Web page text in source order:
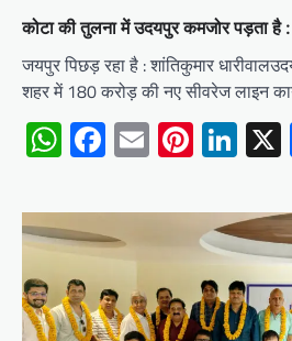
कोटा की तुलना में उदयपुर कमजोर पड़ता है :
जयपुर पिछड़ रहा है : शांतिकुमार
शहर में 180 करोड़ की नए सीवरेज लाइन
WhatsApp
Facebook
Email